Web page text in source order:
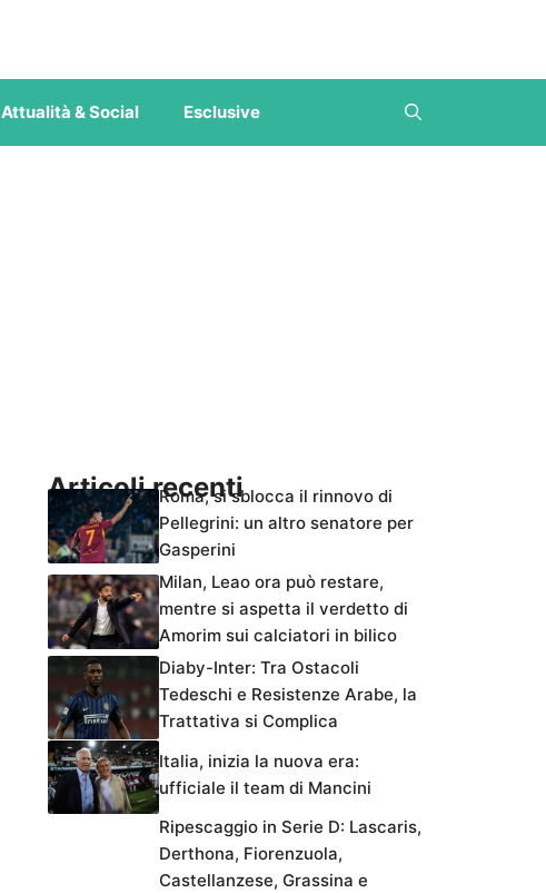
Attualità & Social Esclusive
Articoli recentiRoma, si sblocca il rinnovo di
Pellegrini: un altro senatore per
Gasperini
Milan, Leao ora può restare,
mentre si aspetta il verdetto di
Amorim sui calciatori in bilico
Diaby-Inter: Tra Ostacoli
Tedeschi e Resistenze Arabe, la
Trattativa si Complica
Italia, inizia la nuova era:
ufficiale il team di Mancini
Ripescaggio in Serie D: Lascaris,
Derthona, Fiorenzuola,
Castellanzese, Grassina e